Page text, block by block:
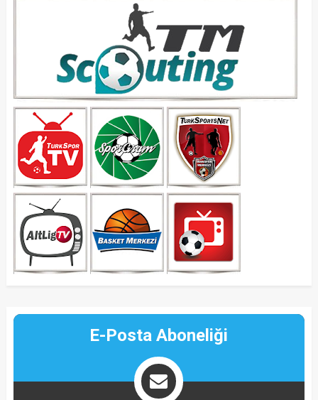
E-Posta Aboneliği